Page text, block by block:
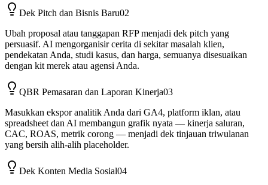
Dek Pitch dan Bisnis Baru02
Ubah proposal atau tanggapan RFP menjadi dek pitch yang
persuasif. AI mengorganisir cerita di sekitar masalah klien,
pendekatan Anda, studi kasus, dan harga, semuanya disesuaikan
dengan kit merek atau agensi Anda.
QBR Pemasaran dan Laporan Kinerja03
Masukkan ekspor analitik Anda dari GA4, platform iklan, atau
spreadsheet dan AI membangun grafik nyata — kinerja saluran,
CAC, ROAS, metrik corong — menjadi dek tinjauan triwulanan
yang bersih alih-alih placeholder.
Dek Konten Media Sosial04